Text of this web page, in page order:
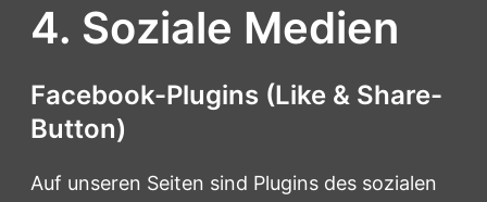
4. Soziale Medien
Facebook-Plugins (Like & Share-
Button)
Auf unseren Seiten sind Plugins des sozialen